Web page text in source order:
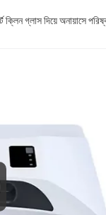
ক্লিন গ্লাস দিয়ে অনায়াসে